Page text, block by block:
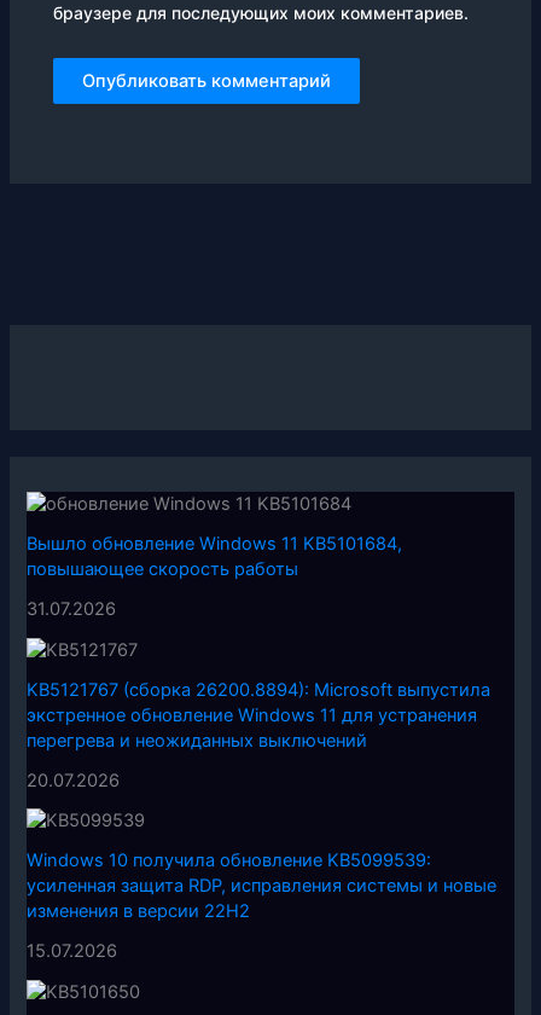
браузере для последующих моих комментариев.
Вышло обновление Windows 11 KB5101684,
повышающее скорость работы
31.07.2026
KB5121767 (сборка 26200.8894): Microsoft выпустила
экстренное обновление Windows 11 для устранения
перегрева и неожиданных выключений
20.07.2026
Windows 10 получила обновление KB5099539:
усиленная защита RDP, исправления системы и новые
изменения в версии 22H2
15.07.2026